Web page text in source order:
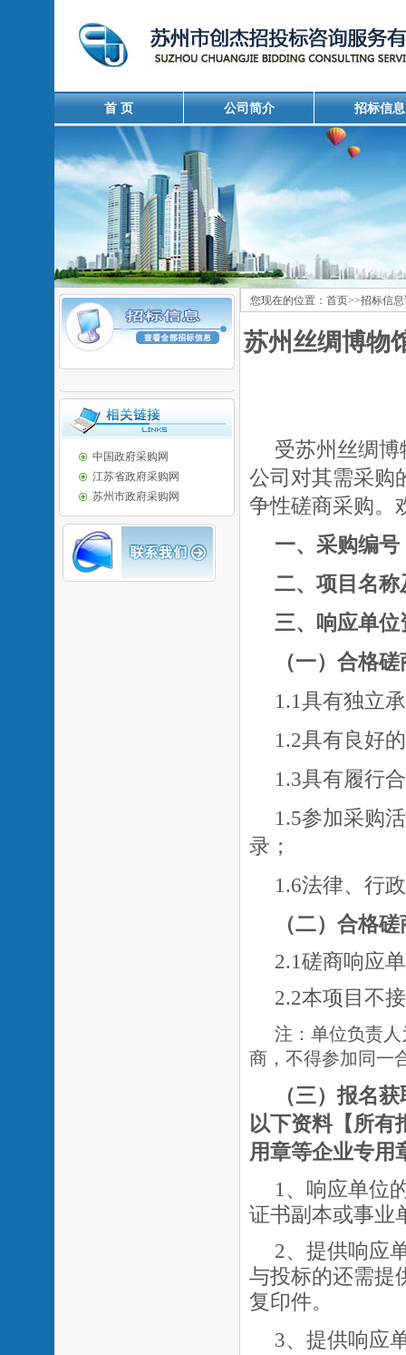
首 页 公司简介 招标信息
中国政府采购网
江苏省政府采购网
苏州市政府采购网
您现在的位置： 首页>>招标信
苏州丝绸博物
受苏州丝绸博
公司对其需采购
争性磋商采购。
一、采购编号
二、项目名称
三、响应单
（一）合格
1.1具有独立
1.2具有良好
1.3具有履行
1.5参加采购
录；
1.6法律、行
（二）合格磋
2.1磋商响应
2.2本项目不
注： 单位负责
商，不得参加同一
（三）报名
以下资料【所有
用章等企业专用
1、响应单位
证书副本或事业
2、提供响应
与投标的还需提
复印件。
3、提供响应